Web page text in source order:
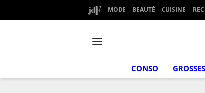
MODE BEAUTÉ CUISINE
CONSO